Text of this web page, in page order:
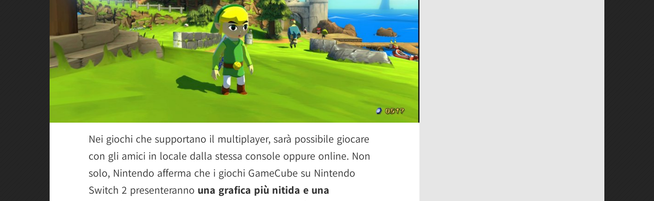
Nei giochi che supportano il multiplayer, sarà possibile giocare
con gli amici in locale dalla stessa console oppure online. Non
solo, Nintendo afferma che i giochi GameCube su Nintendo
Switch 2 presenteranno una grafica più nitida e una